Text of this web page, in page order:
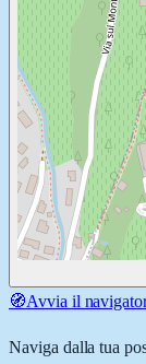
🧭Avvia il
Naviga dalla tua